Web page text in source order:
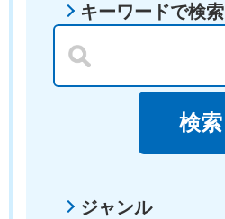
キーワードで検索
ジャンル